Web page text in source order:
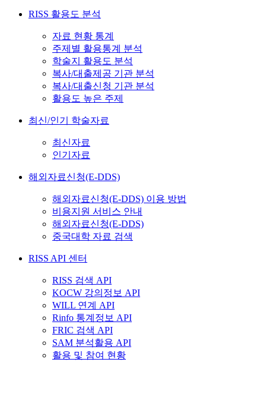
RISS 활용도 분석
자료 현황 통계
주제별 활용통계 분석
학술지 활용도 분석
복사/대출제공 기관 분석
복사/대출신청 기관 분석
활용도 높은 주제
최신/인기 학술자료
최신자료
인기자료
해외자료신청(E-DDS)
해외자료신청(E-DDS) 이용 방법
비용지원 서비스 안내
해외자료신청(E-DDS)
중국대학 자료 검색
RISS API 센터
RISS 검색 API
KOCW 강의정보 API
WILL 연계 API
Rinfo 통계정보 API
FRIC 검색 API
SAM 분석활용 API
활용 및 참여 현황